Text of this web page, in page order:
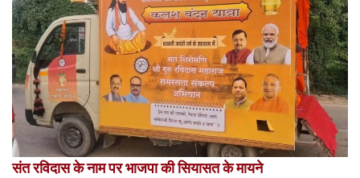
संत रविदास के नाम पर भाजपा की सियासत के मायने